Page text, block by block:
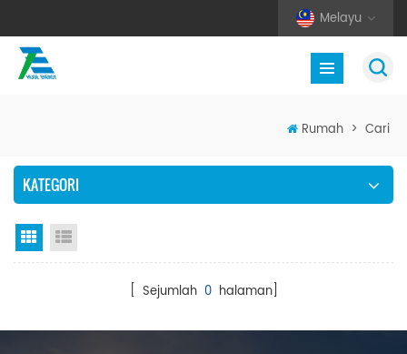
Melayu
Rumah > Cari
KATEGORI
Paparan grid
[ Sejumlah 0halaman]